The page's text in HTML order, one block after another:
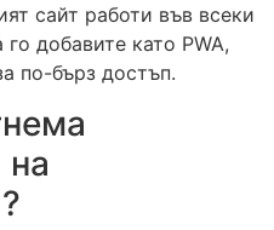
сайт работи във всеки
добавите като PWA,
по-бърз достъп.
на